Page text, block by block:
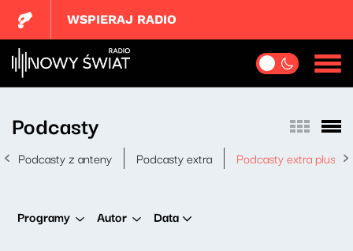
WSPIERAJ RADIO
Podcasty
Podcasty z anteny Podcasty extra Podcasty extra plus
Programy Autor Data